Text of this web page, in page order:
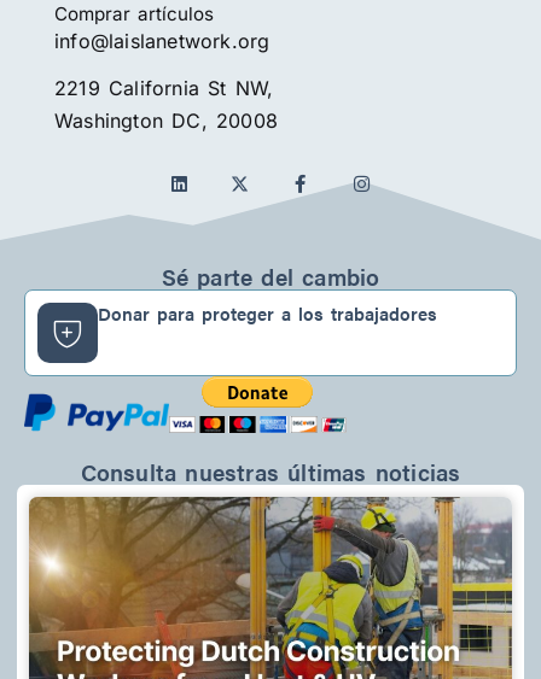
Comprar artículos
info@laislanetwork.org
2219 California St NW,
Washington DC, 20008
L
i
n
k
d
I
n
f
a
o
o
k
-
I
n
g
r
a
m
Sé parte del cambio
Donar para proteger a los trabajadores
Consulta nuestras últimas noticias